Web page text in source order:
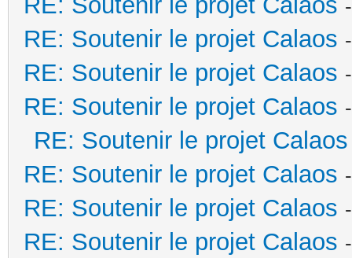
RE: Soutenir le projet Calaos
RE: Soutenir le projet Calaos
RE: Soutenir le projet Calaos
RE: Soutenir le projet Calaos
RE: Soutenir le projet Calaos
RE: Soutenir le projet Calaos
RE: Soutenir le projet Calaos